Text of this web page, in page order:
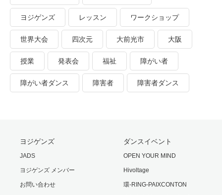
ヨジゲンズ レッスン ワークショップ
世界大会 四次元 大前光市 大阪
授業 発表会 福祉 障がい者
障がい者ダンス 障害者 障害者ダンス
ヨジゲンズ
JADS
ヨジゲンズ メンバー
お問い合わせ
ダンスイベント
OPEN YOUR MIND
Hivoltage
環-RING-PAIXCONTON